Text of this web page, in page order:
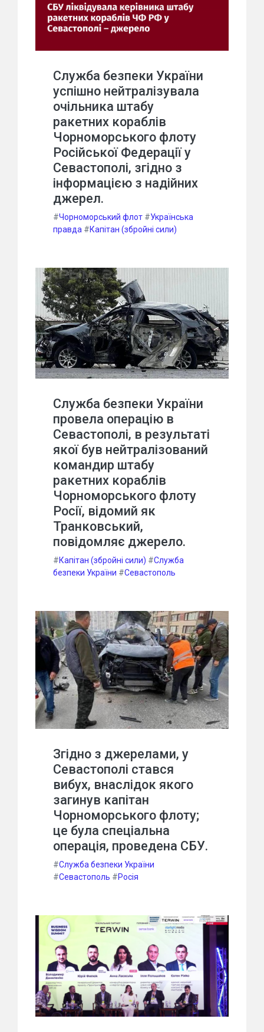
Служба безпеки України
успішно нейтралізувала
очільника штабу
ракетних кораблів
Чорноморського флоту
Російської Федерації у
Севастополі, згідно з
інформацією з надійних
джерел.
#Чорноморський флот #Українська
правда #Капітан (збройні сили)
Служба безпеки України
провела операцію в
Севастополі, в результаті
якої був нейтралізований
командир штабу
ракетних кораблів
Чорноморського флоту
Росії, відомий як
Транковський,
повідомляє джерело.
#Капітан (збройні сили) #Служба
безпеки України #Севастополь
Згідно з джерелами, у
Севастополі стався
вибух, внаслідок якого
загинув капітан
Чорноморського флоту;
це була спеціальна
операція, проведена СБУ.
#Служба безпеки України
#Севастополь #Росія